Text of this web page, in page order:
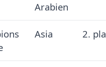
Arabien
Asia 2.